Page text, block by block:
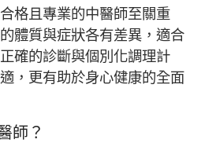
格且專業的中醫師至關重
體質與症狀各有差異，適合
確的診斷與個別化調理計
，更有助於身心健康的全面
師？